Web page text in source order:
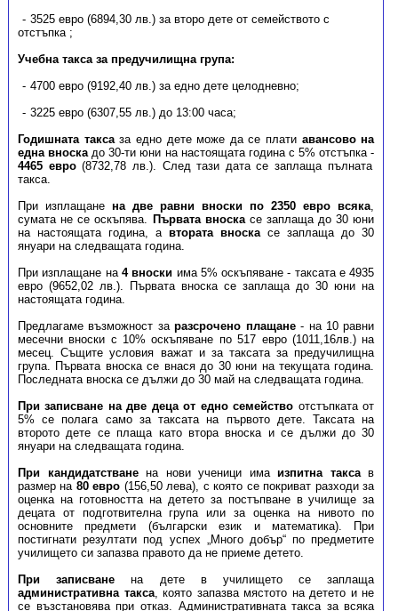
3525 евро (6894,30 лв.) за второ дете от семейството с
отстъпка ;
Учебна такса за предучилищна група:
4700 евро (9192,40 лв.) за едно дете целодневно;
3225 евро (6307,55 лв.) до 13:00 часа;
Годишната таксаза едно дете може да се плати авансово на
една вноскадо 30-ти юни на настоящата година с 5% отстъпка -
4465 евро(8732,78 лв.). След тази дата се заплаща пълната
такса.
При изплащанена две равни вноски по 2350 евро всяка,
сумата не се оскъпява. Първата вноскасе заплаща до 30 юни
на настоящата година, автората вноскасе заплаща до 30
януари на следващата година.
При изплащане на 4 вноски има 5% оскъпяване - таксата е 4935
евро (9652,02 лв.). Първата вноска се заплаща до 30 юни на
настоящата година.
Предлагаме възможност заразсрочено плащане- на 10 равни
месечни вноски с 10% оскъпяване по 517 евро (1011,16лв.) на
месец. ​Същите условия важат и за таксата за предучилищна
група. Първата вноска се внася до 30 юни на текущата година.
Последната вноска се дължи до 30 май на следващата година.
При записване на две деца от едно семейство отстъпката от
5% се полага само за таксата на първото дете. Таксата на
второто дете се плаща като втора вноска и се дължи до 30
януари на следващата година.
При кандидатстванена нови ученици имаизпитна таксав
размер на 80 евро (156,50 лева), с която се покриват разходи за
оценка на готовността на детето за постъпване в училище за
децата от подготвителна група или за оценка на нивото по
основните предмети (български език и математика). При
постигнати резултати под успех „Много добър“ по предметите
училището си запазва правото да не приеме детето.
При записване на дете в училището се заплаща
административна такса, която запазва мястото на детето и не
се възстановява при отказ. Административната такса за всяка